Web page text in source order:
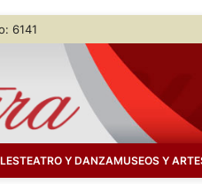
6141
TEATRO Y DANZAMUSEOS Y